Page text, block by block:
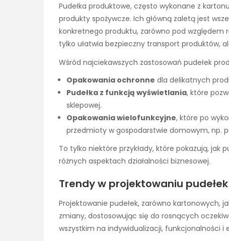
Pudełka produktowe, często wykonane z
produkty spożywcze. Ich główną zaletą jest
konkretnego produktu, zarówno pod względem
tylko ułatwia bezpieczny transport produktów,
Wśród najciekawszych zastosowań pudełek
Opakowania ochronne dla delikatnych
Pudełka z funkcją wyświetlania, które
sklepowej.
Opakowania wielofunkcyjne, które po
przedmioty w gospodarstwie domowym, np.
To tylko niektóre przykłady, które pokazują, jak
różnych aspektach działalności biznesowej.
Trendy w projektowaniu
Projektowanie pudełek, zarówno kartonowych,
zmiany, dostosowując się do rosnących
wszystkim na indywidualizacji, funkcjonalności i